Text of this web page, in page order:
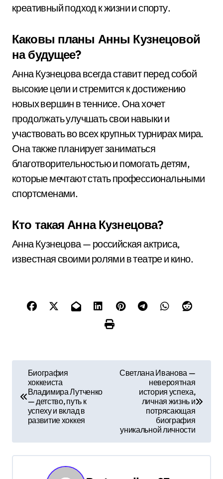
креативный подход к жизни и спорту.
Каковы планы Анны Кузнецовой
на будущее?
Анна Кузнецова всегда ставит перед собой
высокие цели и стремится к достижению
новых вершин в теннисе. Она хочет
продолжать улучшать свои навыки и
участвовать во всех крупных турнирах мира.
Она также планирует заниматься
благотворительностью и помогать детям,
которые мечтают стать профессиональными
спортсменами.
Кто такая Анна Кузнецова?
Анна Кузнецова — российская актриса,
известная своими ролями в театре и кино.
г
Биография
хоккеиста
Владимира Лутченко
— детство, путь к
успеху и вклад в
развитие хоккея
Светлана Иванова —
невероятная
история успеха,
личная жизнь и
потрясающая
биография
уникальной личности